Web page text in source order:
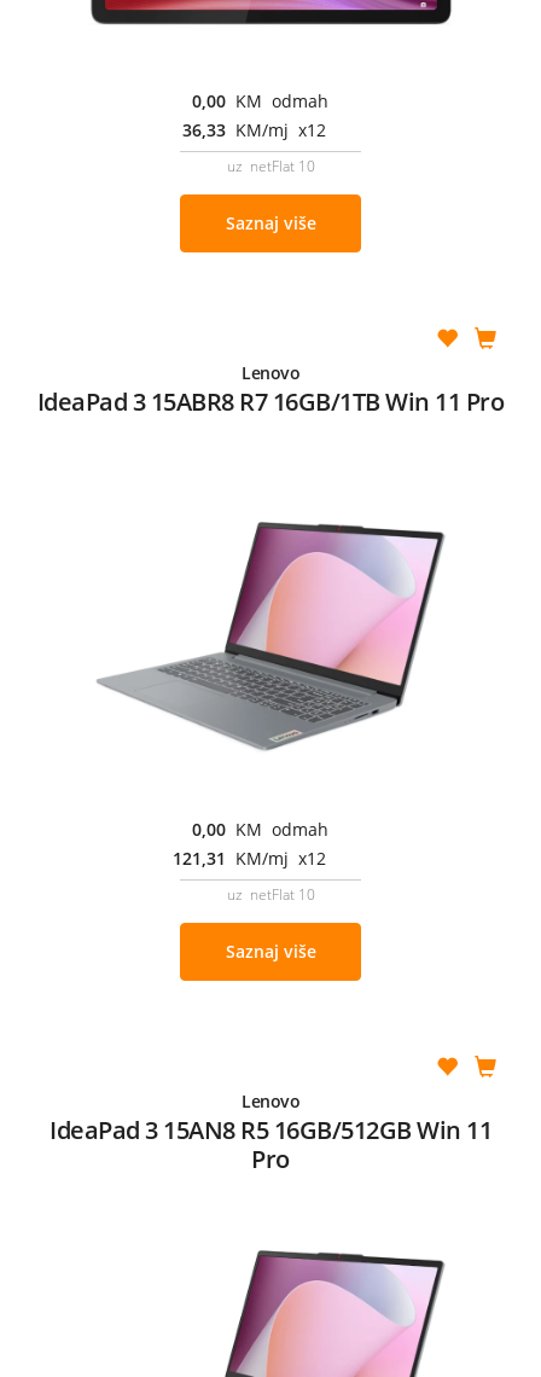
0,00 KM odmah
36,33 KM/mj x12
uz netFlat 10
Saznaj više
Lenovo
IdeaPad 3 15ABR8 R7 16GB/1TB Win 11 Pro
0,00 KM odmah
121,31 KM/mj x12
uz netFlat 10
Saznaj više
Lenovo
IdeaPad 3 15AN8 R5 16GB/512GB Win 11
Pro